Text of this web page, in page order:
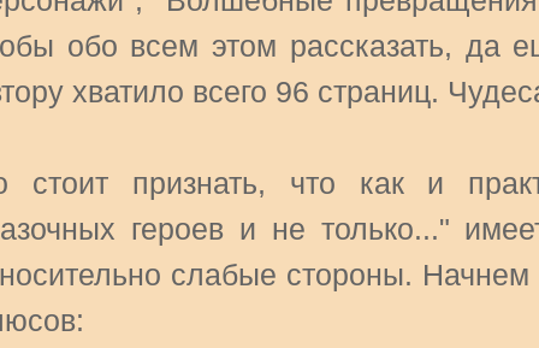
обо всем этом рассказать, да
хватило всего 96 страниц.
стоит признать, что как и
героев и не только..."
слабые стороны.